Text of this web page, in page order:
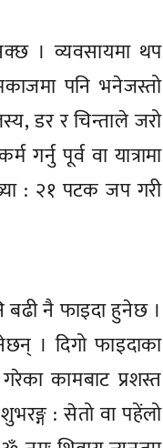
। व्यवसायमा थप
पनि भनेजस्तो
डर र चिन्ताले जरो
पूर्व वा यात्रामा
: २१ पटक जप गरी
बढी नै फाइदा हुनेछ ।
। दिगो फाइदाका
कामबाट प्रशस्त
: सेतो वा पहेंलो